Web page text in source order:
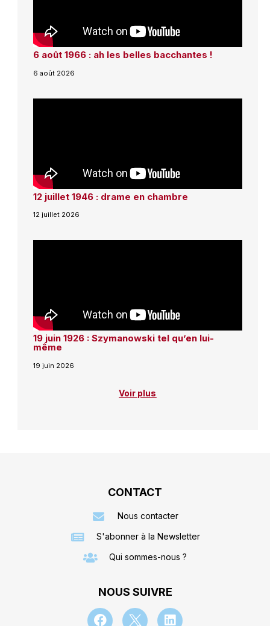
6 août 1966 : ah les belles bacchantes !
6 août 2026
12 juillet 1946 : drame en chambre
12 juillet 2026
19 juin 1926 : Szymanowski tel qu’en lui-
même
19 juin 2026
Voir plus
CONTACT
Nous contacter
S'abonner à la Newsletter
Qui sommes-nous ?
NOUS SUIVRE